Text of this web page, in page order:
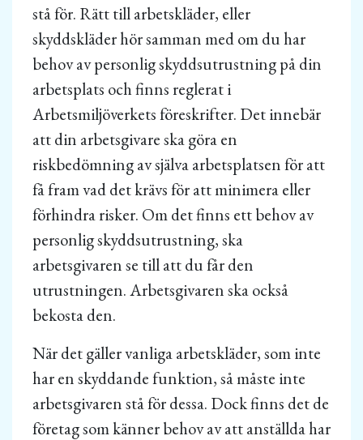
stå för. Rätt till arbetskläder, eller
skyddskläder hör samman med om du har
behov av personlig skyddsutrustning på din
arbetsplats och finns reglerat i
Arbetsmiljöverkets föreskrifter. Det innebär
att din arbetsgivare ska göra en
riskbedömning av själva arbetsplatsen för att
få fram vad det krävs för att minimera eller
förhindra risker. Om det finns ett behov av
personlig skyddsutrustning, ska
arbetsgivaren se till att du får den
utrustningen. Arbetsgivaren ska också
bekosta den.
När det gäller vanliga arbetskläder, som inte
har en skyddande funktion, så måste inte
arbetsgivaren stå för dessa. Dock finns det de
företag som känner behov av att anställda har